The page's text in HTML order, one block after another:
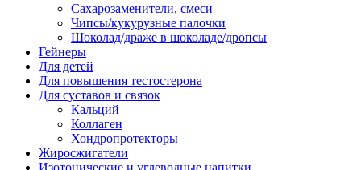
Сахарозаменители, смеси
Чипсы/кукурузные палочки
Шоколад/драже в шоколаде/дропсы
Гейнеры
Для детей
Для повышения тестостерона
Для суставов и связок
Кальций
Коллаген
Хондропротекторы
Жиросжигатели
Изотонические и углеводные напитки